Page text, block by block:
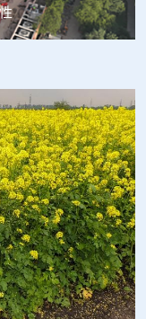
核医疗全产业链